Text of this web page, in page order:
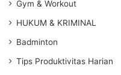
Gym & Workout
HUKUM & KRIMINAL
Badminton
Tips Produktivitas Harian